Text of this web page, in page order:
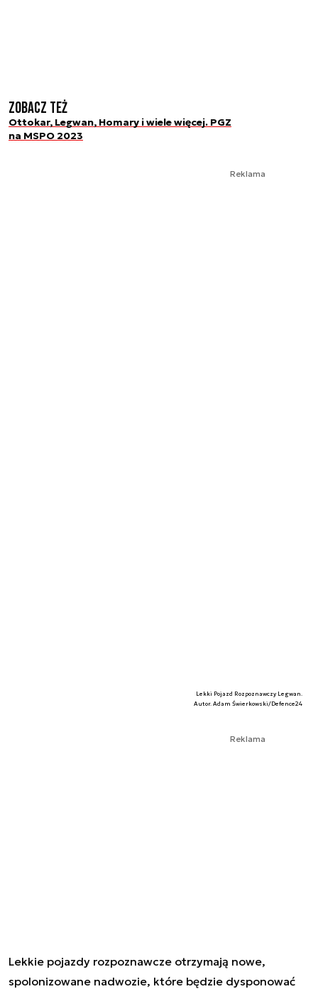
Zobacz też
Ottokar, Legwan, Homary i wiele więcej. PGZ
na MSPO 2023
Reklama
Lekki Pojazd Rozpoznawczy Legwan.
Autor. Adam Świerkowski/Defence24
Reklama
Lekkie pojazdy rozpoznawcze otrzymają nowe,
spolonizowane nadwozie, które będzie dysponować